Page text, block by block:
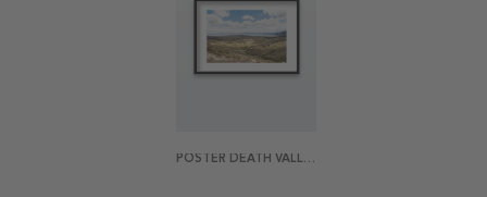
POSTER DEATH VALLEY ENTRANCE